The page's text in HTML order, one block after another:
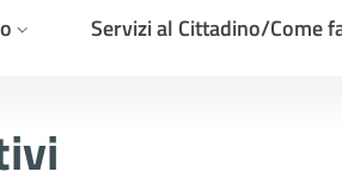
Servizi al Cittadino/Come